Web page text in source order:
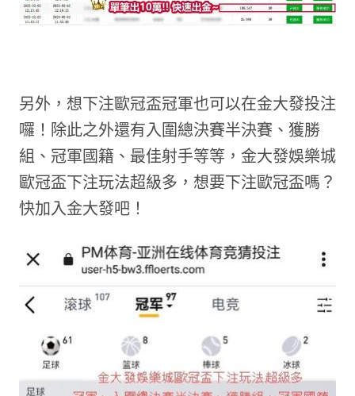
另外，想下注歐冠盃冠軍也可以在金大發投注
囉！除此之外還有入圍總決賽半決賽、獲勝
組、冠軍國籍、最佳射手等等，金大發娛樂城
歐冠盃下注玩法超級多，想要下注歐冠盃嗎？
快加入金大發吧！